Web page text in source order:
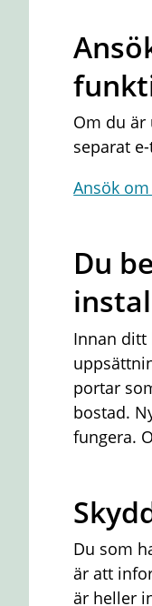
Om du är
separat
Ansök
Du
Innan ditt
portar
bostad.
fungera.
Du som
är att
är heller